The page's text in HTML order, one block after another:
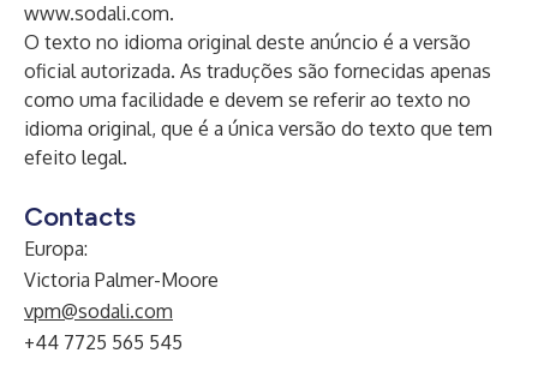
www.sodali.com.
O texto no idioma original deste anúncio é a versão
oficial autorizada. As traduções são fornecidas apenas
como uma facilidade e devem se referir ao texto no
idioma original, que é a única versão do texto que tem
efeito legal.
Contacts
Europa:​
​Victoria Palmer-Moore
vpm@sodali.com
+44 7725 565 545